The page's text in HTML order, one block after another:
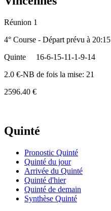
Réunion 1
4° Course - Départ prévu à 20:15
Quinte
16-6-15-11-1-9-14
2.0 €-NB de fois la mise: 21
2596.40 €
Quinté
Pronostic Quinté
Quinté du jour
Arrivée du Quinté
Quinté d'hier
Quinté de demain
Synthèse Quinté